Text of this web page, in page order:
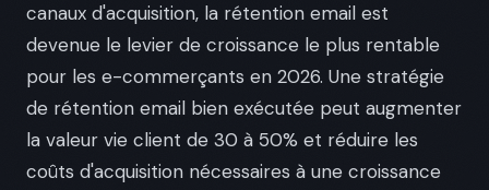
canaux d'acquisition, la rétention email est
devenue le levier de croissance le plus rentable
pour les e-commerçants en 2026. Une stratégie
de rétention email bien exécutée peut augmenter
la valeur vie client de 30 à 50% et réduire les
coûts d'acquisition nécessaires à une croissance